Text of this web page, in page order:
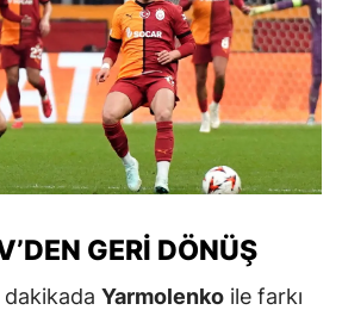
GERI DÖNÜŞ
Yarmolenko ile farkı